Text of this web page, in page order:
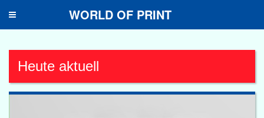
Toggle
WORLD OF PRINT
Heute aktuell